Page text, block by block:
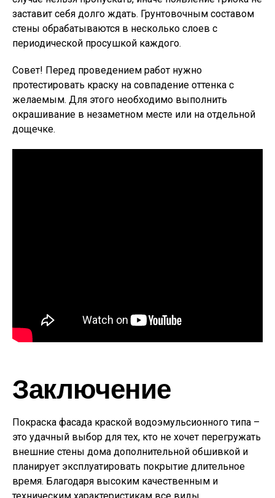
заставит себя долго ждать. Грунтовочным составом
стены обрабатываются в несколько слоев с
периодической просушкой каждого.
Совет! Перед проведением работ нужно
протестировать краску на совпадение оттенка с
желаемым. Для этого необходимо выполнить
окрашивание в незаметном месте или на отдельной
дощечке.
Заключение
Покраска фасада краской водоэмульсионного типа –
это удачный выбор для тех, кто не хочет перегружать
внешние стены дома дополнительной обшивкой и
планирует эксплуатировать покрытие длительное
время. Благодаря высоким качественным и